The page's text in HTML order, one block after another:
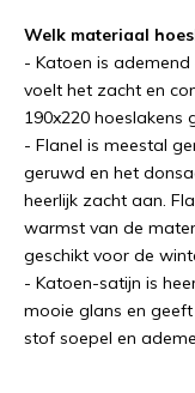
Welk materiaal
- Katoen is
voelt het zacht en
190x220 hoeslakens
- Flanel is meestal
geruwd en het
heerlijk zacht aan.
warmst van de
geschikt voor de
- Katoen-satijn is
mooie glans en
stof soepel en